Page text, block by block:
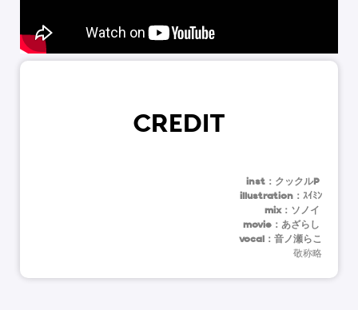
CREDIT
inst：クックルP
illustration：ｽｲﾐﾝ
mix：ソノイ
movie：あざらし
vocal：音ノ瀬らこ
敬称略